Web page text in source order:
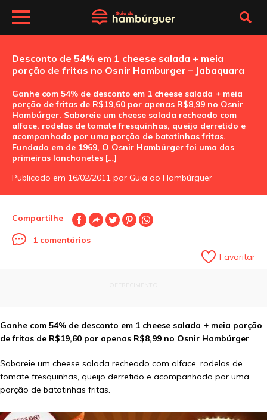
Desconto de 54% em 1 cheese salada + meia
porção de fritas no Osnir Hamburger – Jabaquara
Ganhe com 54% de desconto em 1 cheese salada + meia
porção de fritas de R$19,60 por apenas R$8,99 no Osnir
Hambúrger. Saboreie um cheese salada recheado com
alface, rodelas de tomate fresquinhas, queijo derretido e
acompanhado por uma porção de batatinhas fritas.
Fundado em de 1969, O Osnir Hambúrger foi uma das
primeiras lanchonetes […]
Publicado em 16/02/2011 por Guia do Hambúrguer
Compartilhe
1 comentários
Favoritar
Ganhe com 54% de desconto em 1 cheese salada + meia porção
de fritas de R$19,60 por apenas R$8,99 no Osnir Hambúrger.
Saboreie um cheese salada recheado com alface, rodelas de
tomate fresquinhas, queijo derretido e acompanhado por uma
porção de batatinhas fritas.